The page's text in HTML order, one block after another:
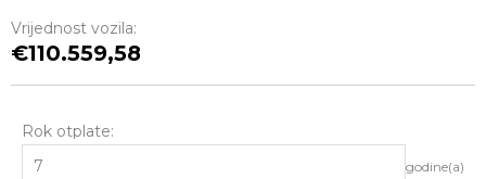
Vrijednost vozila:
110.559,58
Rok otplate:
godine(a)